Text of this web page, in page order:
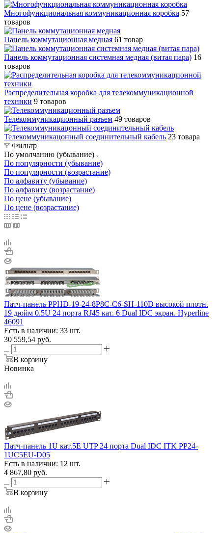
Многофункциональная коммуникационная коробка 57
товаров
Панель коммутационная медная 61 товар
Панель коммутационная системная медная (витая пара) 16
товаров
Распределительная коробка для телекоммуникационной
техники 9 товаров
Телекоммуникационный разъем 49 товаров
Телекоммуникацонный соединительный кабель 23 товара
Фильтр
По умолчанию (убывание)
По популярности (убывание)
По популярности (возрастание)
По алфавиту (убывание)
По алфавиту (возрастание)
По цене (убывание)
По цене (возрастание)
Патч-панель PPHD-19-24-8P8C-C6-SH-110D высокой плотн.
19 дюйм 0.5U 24 порта RJ45 кат. 6 Dual IDC экран. Hyperline
46091
Есть в наличии: 33 шт.
30 559,54 руб.
В корзину
Новинка
Патч-панель 1U кат.5E UTP 24 порта Dual IDC ITK PP24-
1UC5EU-D05
Есть в наличии: 12 шт.
4 867,80 руб.
В корзину